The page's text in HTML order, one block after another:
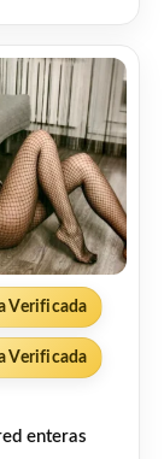
Verificada
Verificada
enteras